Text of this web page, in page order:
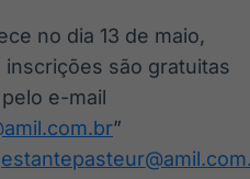
no dia 13 de maio,
inscrições são gratuitas
e-mail
”